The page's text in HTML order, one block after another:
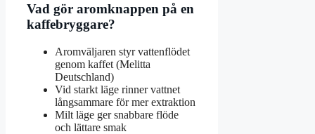
Vad gör aromknappen på en
kaffebryggare?
Aromväljaren styr vattenflödet
genom kaffet (Melitta
Deutschland)
Vid starkt läge rinner vattnet
långsammare för mer extraktion
Milt läge ger snabbare flöde
och lättare smak